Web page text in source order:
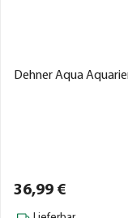
Dehner Aqua
36,99 €